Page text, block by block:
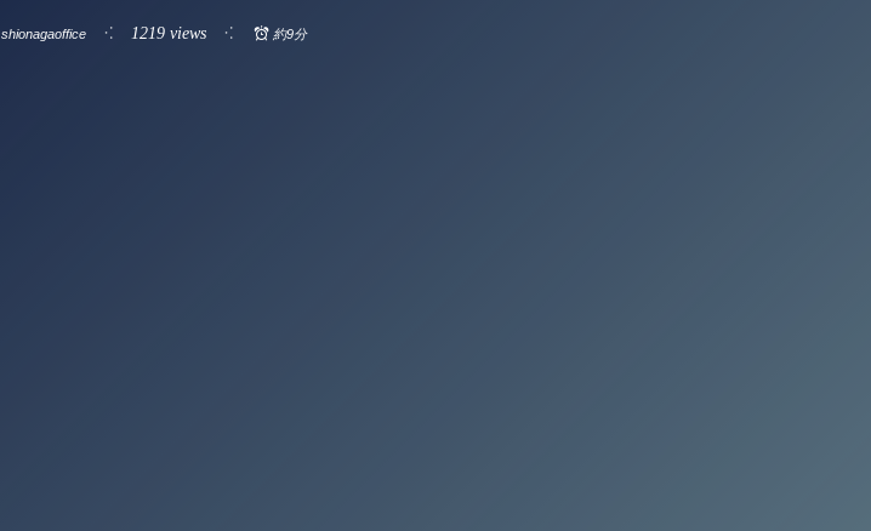
shionagaoffice 1219 views 約9分